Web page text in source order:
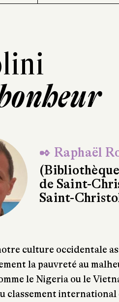
✒ Raphaël
de Saint-
Saint-
culture occidentale
la pauvreté au
le Nigeria ou le
classement international